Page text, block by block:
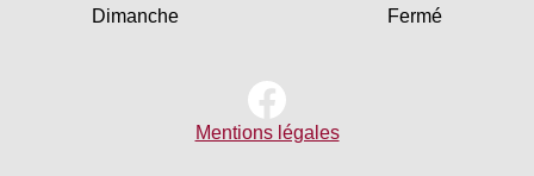
Dimanche
Fermé
Mentions légales